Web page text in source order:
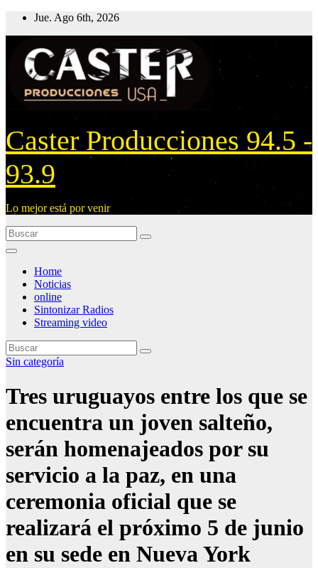
Jue. Ago 6th, 2026
Caster Producciones 94.5 -
93.9
Lo mejor está por venir
Home
Noticias
online
Sintonizar Radios
Streaming video
Sin categoría
Tres uruguayos entre los que se
encuentra un joven salteño,
serán homenajeados por su
servicio a la paz, en una
ceremonia oficial que se
realizará el próximo 5 de junio
en su sede en Nueva York